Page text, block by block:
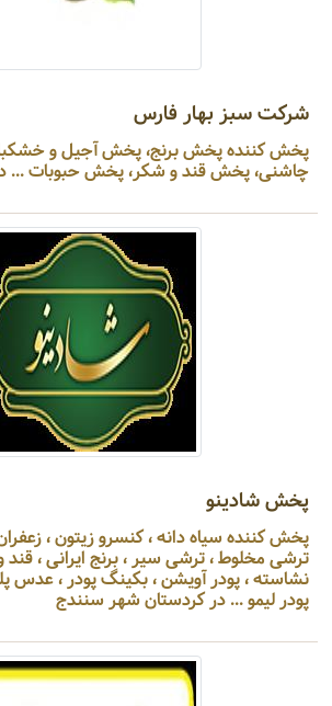
شرکت سبز بهار فارس
پخش کننده پخش برنج، پخش آجیل و
چاشنی، پخش قند و شکر، پخش حبوبات ...
پخش شادینو
پخش کننده سیاه دانه ، کنسرو زیتون ،
ترشی مخلوط ، ترشی سیر ، برنج ایرانی ، قند
نشاسته ، پودر آویشن ، بکینگ پودر ، عدس
پودر لیمو ... در کردستان شهر سنندج